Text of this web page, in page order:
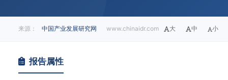
来源： 中国产业发展研究网 www.chinaidr.com 大 中 小
报告属性